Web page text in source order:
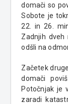
domači so
Sobote je
22. in 26.
Zadnjih
odšli na
Začetek
domači
Potočnjak je
zaradi